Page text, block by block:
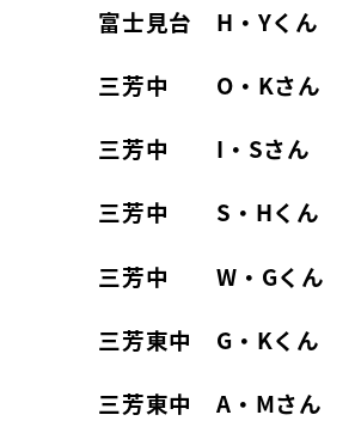
富士見台 H・Yくん
三芳中 O・Kさん
三芳中 I・Sさん
三芳中 S・Hくん
三芳中 W・Gくん
三芳東中 G・Kくん
三芳東中 A・Mさん